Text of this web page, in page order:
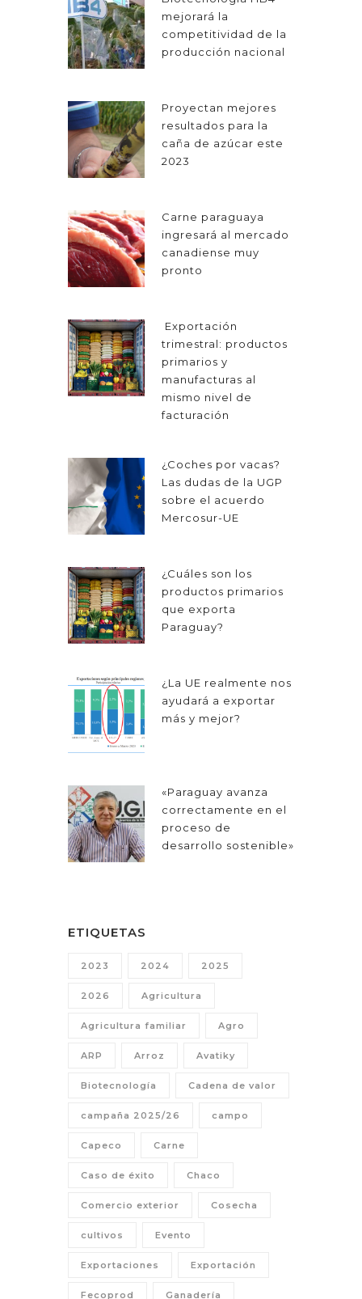
mejorará la
competitividad de la
producción nacional
Proyectan mejores
resultados para la
caña de azúcar este
2023
Carne paraguaya
ingresará al mercado
canadiense muy
pronto
Exportación
trimestral: productos
primarios y
manufacturas al
mismo nivel de
facturación
¿Coches por vacas?
Las dudas de la UGP
sobre el acuerdo
Mercosur-UE
¿Cuáles son los
productos primarios
que exporta
Paraguay?
¿La UE realmente nos
ayudará a exportar
más y mejor?
«Paraguay avanza
correctamente en el
proceso de
desarrollo sostenible»
ETIQUETAS
2023 2024 2025
2026 Agricultura
Agricultura familiar Agro
ARP Arroz Avatiky
Biotecnología Cadena de valor
campaña 2025/26 campo
Capeco Carne
Caso de éxito Chaco
Comercio exterior Cosecha
cultivos Evento
Exportaciones Exportación
Fecoprod Ganadería